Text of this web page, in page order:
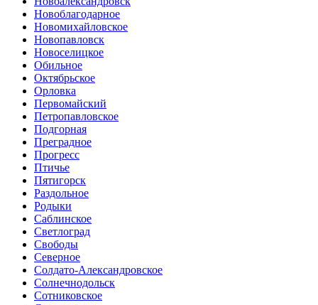
Новоблагодарное
Новомихайловское
Новопавловск
Новоселицкое
Обильное
Октябрьское
Орловка
Первомайский
Петропавловское
Подгорная
Преградное
Прогресс
Птичье
Пятигорск
Раздольное
Родыки
Саблинское
Светлоград
Свободы
Северное
Солдато-Александровское
Солнечнодольск
Сотниковское